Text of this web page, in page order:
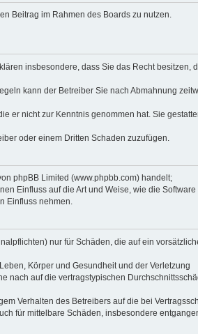
Beitrag im Rahmen des Boards zu nutzen.
insbesondere, dass Sie das Recht besitzen,
kann der Betreiber Sie nach Abmahnung
er nicht zur Kenntnis genommen hat. Sie
oder einem Dritten Schaden zuzufügen.
phpBB Limited (www.phpbb.com) handelt;
Einfluss auf die Art und Weise, wie die Software
Einfluss nehmen.
nur für Schäden, die auf ein
Körper und Gesundheit und der Verletzung
nach auf die vertragstypischen
Verhalten des Betreibers auf die bei
für mittelbare Schäden, insbesondere